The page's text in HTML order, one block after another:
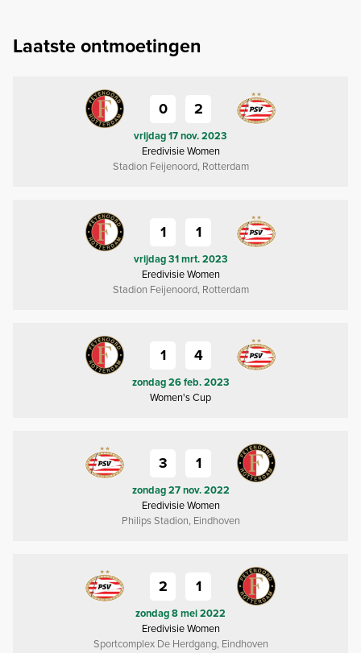
Laatste ontmoetingen
0 2
vrijdag 17 nov. 2023
Eredivisie Women
Stadion Feijenoord, Rotterdam
1 1
vrijdag 31 mrt. 2023
Eredivisie Women
Stadion Feijenoord, Rotterdam
1 4
zondag 26 feb. 2023
Women's Cup
3 1
zondag 27 nov. 2022
Eredivisie Women
Philips Stadion, Eindhoven
2 1
zondag 8 mei 2022
Eredivisie Women
Sportcomplex De Herdgang, Eindhoven